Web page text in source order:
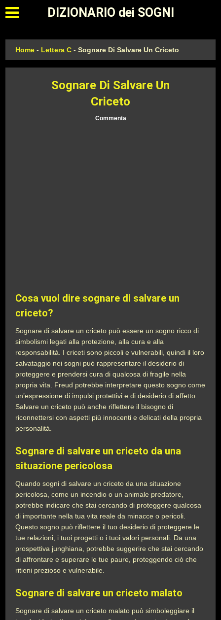
Apri il menu principale
DIZIONARIO dei SOGNI
Home - Lettera C -Sognare Di Salvare Un Criceto
Sognare Di Salvare Un
Criceto
Commenta
Cosa vuol dire sognare di salvare un
criceto?
Sognare di salvare un criceto può essere un sogno ricco di
simbolismi legati alla protezione, alla cura e alla
responsabilità. I criceti sono piccoli e vulnerabili, quindi il loro
salvataggio nei sogni può rappresentare il desiderio di
proteggere e prendersi cura di qualcosa di fragile nella
propria vita. Freud potrebbe interpretare questo sogno come
un’espressione di impulsi protettivi e di desiderio di affetto.
Salvare un criceto può anche riflettere il bisogno di
riconnettersi con aspetti più innocenti e delicati della propria
personalità.
Sognare di salvare un criceto da una
situazione pericolosa
Quando sogni di salvare un criceto da una situazione
pericolosa, come un incendio o un animale predatore,
potrebbe indicare che stai cercando di proteggere qualcosa
di importante nella tua vita reale da minacce o pericoli.
Questo sogno può riflettere il tuo desiderio di proteggere le
tue relazioni, i tuoi progetti o i tuoi valori personali. Da una
prospettiva junghiana, potrebbe suggerire che stai cercando
di affrontare e superare le tue paure, proteggendo ciò che
ritieni prezioso e vulnerabile.
Sognare di salvare un criceto malato
Sognare di salvare un criceto malato può simboleggiare il